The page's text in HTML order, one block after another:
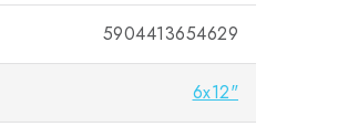
5904413654629
6x12"